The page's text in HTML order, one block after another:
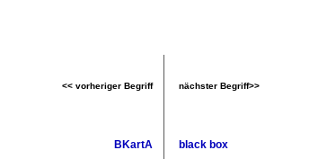
<< vorheriger Begriff nächster Begriff>>
BKartA black box